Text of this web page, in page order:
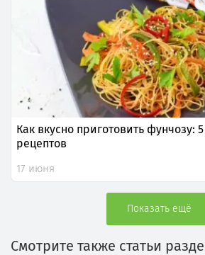
Как вкусно приготовить фунчозу:
рецептов
17 июня
Показать ещё
Смотрите также статьи